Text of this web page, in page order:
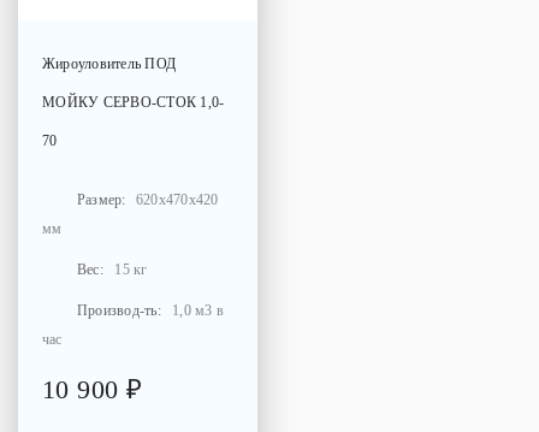
ЖироуловительПОД
МОЙКУ СЕРВО-СТОК 1,0-
70
Размер:
620x470x420
мм
Вес: 15 кг
Производ-ть:
1,0 м3 в
час
10 900 ₽